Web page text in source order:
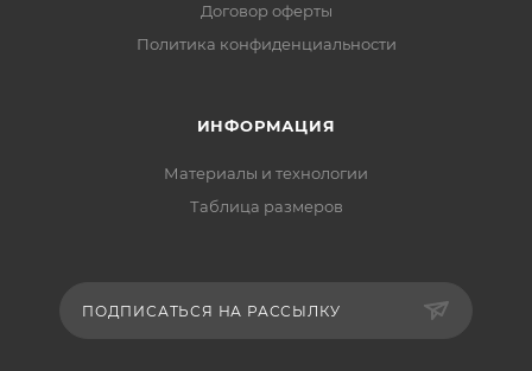
Договор оферты
Политика конфиденциальности
ИНФОРМАЦИЯ
Материалы и технологии
Таблица размеров
ПОДПИСАТЬСЯ НА РАССЫЛКУ